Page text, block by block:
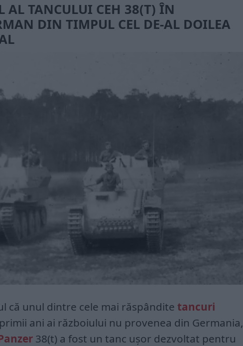
AL TANCULUI CEH 38(T) ÎN
DIN TIMPUL CEL DE-AL DOILEA
că unul dintre cele mai răspândite tancuri
ani ai războiului nu provenea din Germania,
38(t) a fost un tanc ușor dezvoltat pentru